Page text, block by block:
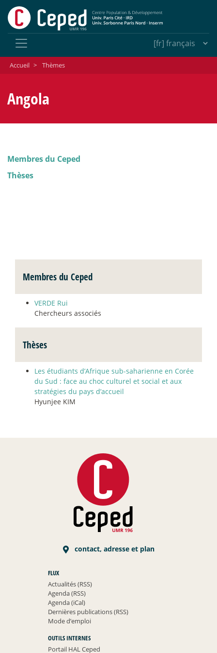
Accueil > Thèmes
Angola
Membres du Ceped
Thèses
Membres du Ceped
VERDE Rui
Chercheurs associés
Thèses
Les étudiants d’Afrique sub-saharienne en Corée
du Sud : face au choc culturel et social et aux
stratégies du pays d’accueil
Hyunjee KIM
contact, adresse et plan
FLUX
Actualités (RSS)
Agenda (RSS)
Agenda (iCal)
Dernières publications (RSS)
Mode d’emploi
OUTILS INTERNES
Portail HAL Ceped